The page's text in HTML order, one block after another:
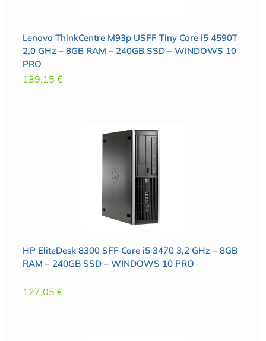
Lenovo ThinkCentre M93p USFF Tiny Core i5 4590T
2,0 GHz – 8GB RAM – 240GB SSD – WINDOWS 10
PRO
139,15 €
HP EliteDesk 8300 SFF Core i5 3470 3,2 GHz – 8GB
RAM – 240GB SSD – WINDOWS 10 PRO
127,05 €